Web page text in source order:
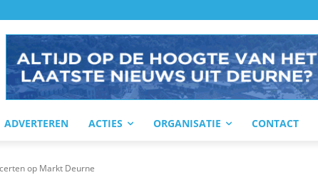
ADVERTEREN ACTIES ORGANISATIE CONTACT
op Markt Deurne